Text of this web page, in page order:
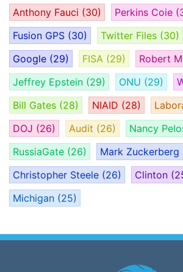
Anthony Fauci (30) Perkins Coie
Fusion GPS (30) Twitter Files (30)
Google (29) FISA (29) Robert
Jeffrey Epstein (29) ONU (29)
Bill Gates (28) NIAID (28)
DOJ (26) Audit (26) Nancy
RussiaGate (26) Mark Zuckerberg
Christopher Steele (26) Clinton
Michigan (25)